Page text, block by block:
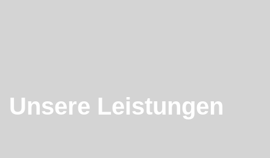
Unsere Leistungen